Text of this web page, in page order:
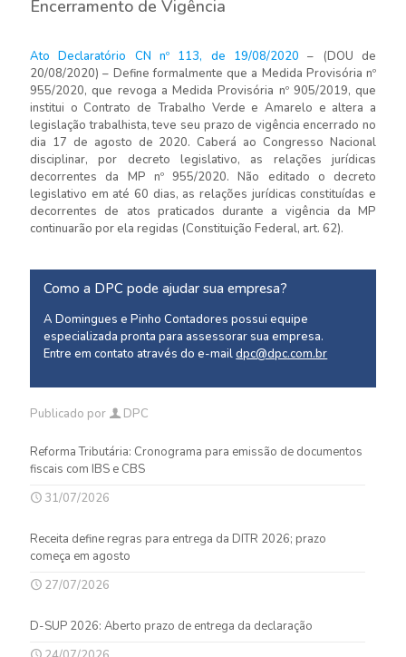
Encerramento de Vigência
Ato Declaratório CN nº 113, de 19/08/2020 – (DOU de
20/08/2020) – Define formalmente que a Medida Provisória nº
955/2020, que revoga a Medida Provisória nº 905/2019, que
institui o Contrato de Trabalho Verde e Amarelo e altera a
legislação trabalhista, teve seu prazo de vigência encerrado no
dia 17 de agosto de 2020. Caberá ao Congresso Nacional
disciplinar, por decreto legislativo, as relações jurídicas
decorrentes da MP nº 955/2020. Não editado o decreto
legislativo em até 60 dias, as relações jurídicas constituídas e
decorrentes de atos praticados durante a vigência da MP
continuarão por ela regidas (Constituição Federal, art. 62).
Como a DPC pode ajudar sua empresa?
A Domingues e Pinho Contadores possui equipe
especializada pronta para assessorar sua empresa.
Entre em contato através do e-maildpc@dpc.com.br
Publicado por DPC
Reforma Tributária: Cronograma para emissão de documentos
fiscais com IBS e CBS
31/07/2026
Receita define regras para entrega da DITR 2026; prazo
começa em agosto
27/07/2026
D-SUP 2026: Aberto prazo de entrega da declaração